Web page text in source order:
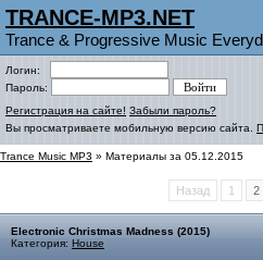
TRANCE-MP3.NET
Trance & Progressive Music
Логин:
Пароль:
Регистрация на сайте! Забыли пароль?
Вы просматриваете мобильную версию сайта.
Trance Music MP3 » Материалы за 05.12.2015
Назад 1 2
Electronic Christmas Madness (2015)
Категория: House